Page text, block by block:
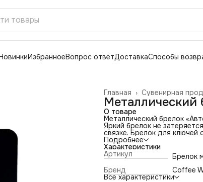
ИзбранноеВопрос ответДоставкаСпособы
Сувенирная
Главная ›
Металлический
О товаре
Металлический брелок
Яркий брелок не
связке. Брелок для ключей
что делает его прочным и
Он обеспечивает защиту
Замечательный и
для ключей автомобиля,
подарком для тех, кого
Подробнее
Характеристики
Артикул
Брелок
Бренд
Coffee
Все характеристики